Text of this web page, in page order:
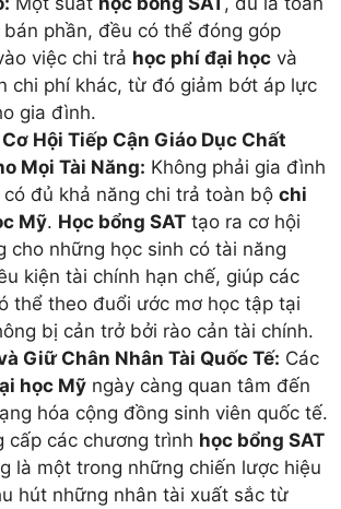
bán phần, đều có thể đóng góp
việc chi trả học phí đại học và
chi phí khác, từ đó giảm bớt áp lực
gia đình.
Hội Tiếp Cận Giáo Dục Chất
Mọi Tài Năng: Không phải gia đình
có đủ khả năng chi trả toàn bộ chi
Mỹ. Học bổng SAT tạo ra cơ hội
cho những học sinh có tài năng
kiện tài chính hạn chế, giúp các
thể theo đuổi ước mơ học tập tại
bị cản trở bởi rào cản tài chính.
Giữ Chân Nhân Tài Quốc Tế: Các
học Mỹ ngày càng quan tâm đến
hóa cộng đồng sinh viên quốc tế.
cấp các chương trình học bổng SAT
là một trong những chiến lược hiệu
hút những nhân tài xuất sắc từ